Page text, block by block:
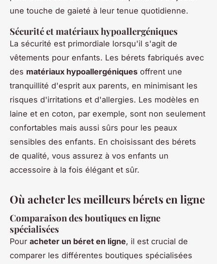
une touche de gaieté à leur tenue quotidienne.
Sécurité et matériaux hypoallergéniques
La sécurité est primordiale lorsqu'il s'agit de
vêtements pour enfants. Les bérets fabriqués avec
des matériaux hypoallergéniques offrent une
tranquillité d'esprit aux parents, en minimisant les
risques d'irritations et d'allergies. Les modèles en
laine et en coton, par exemple, sont non seulement
confortables mais aussi sûrs pour les peaux
sensibles des enfants. En choisissant des bérets
de qualité, vous assurez à vos enfants un
accessoire à la fois élégant et sûr.
Où acheter les meilleurs bérets en ligne
Comparaison des boutiques en ligne
spécialisées
Pour acheter un béret en ligne, il est crucial de
comparer les différentes boutiques spécialisées